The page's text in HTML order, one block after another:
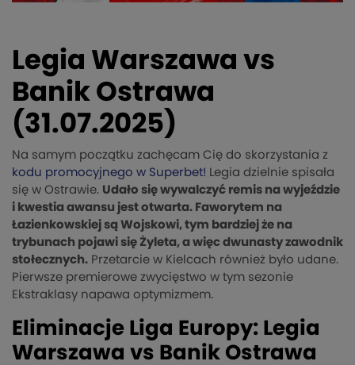
Legia Warszawa vs
Banik Ostrawa
(31.07.2025)
Na samym początku zachęcam Cię do skorzystania z
kodu promocyjnego w Superbet! Legia dzielnie spisała
się w Ostrawie. Udało się wywalczyć remis na wyjeździe
i kwestia awansu jest otwarta. Faworytem na
Łazienkowskiej są Wojskowi, tym bardziej że na
trybunach pojawi się Żyleta, a więc dwunasty zawodnik
stołecznych. Przetarcie w Kielcach również było udane.
Pierwsze premierowe zwycięstwo w tym sezonie
Ekstraklasy napawa optymizmem.
Eliminacje Liga Europy: Legia
Warszawa vs Banik Ostrawa